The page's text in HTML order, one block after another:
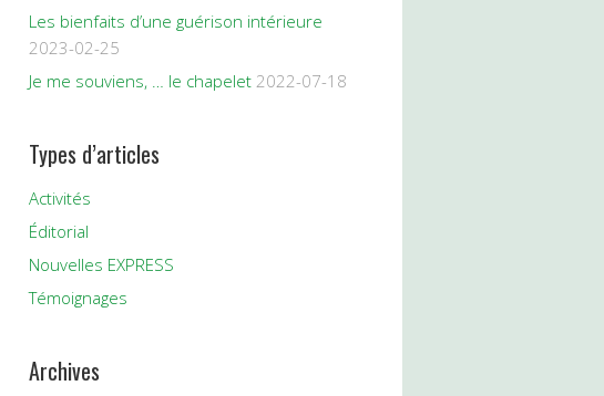
Les bienfaits d’une guérison intérieure
2023-02-25
Je me souviens, … le chapelet 2022-07-18
Types d’articles
Activités
Éditorial
Nouvelles EXPRESS
Témoignages
Archives